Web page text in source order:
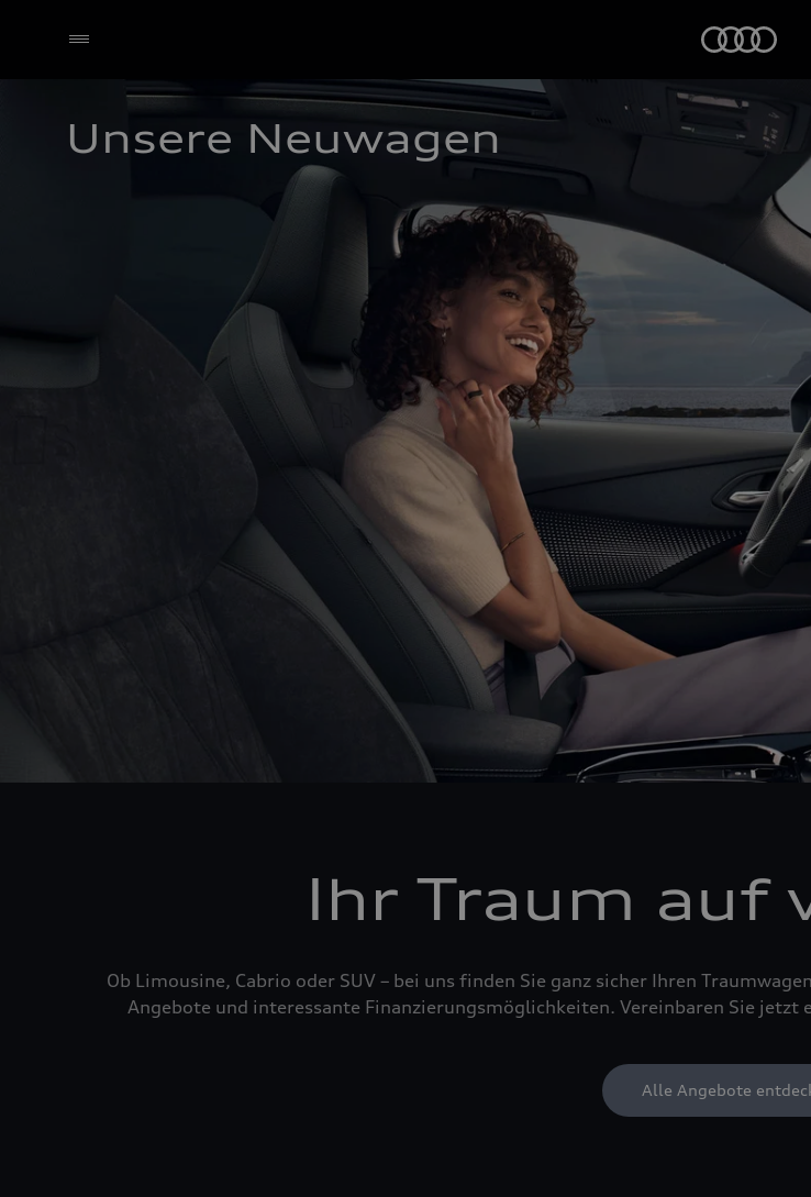
Unsere Neuwagen
Ihr Traum auf
Ob Limousine, Cabrio oder SUV – bei uns finden Sie ganz sicher Ihren
Angebote und interessante Finanzierungsmöglichkeiten. Vereinbaren Sie
Alle Angebote